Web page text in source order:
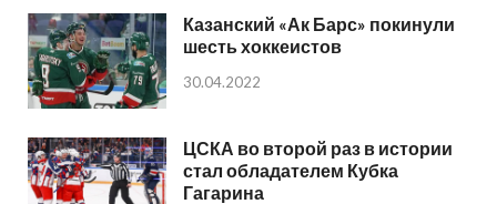
Казанский «Ак Барс» покинули
шесть хоккеистов
30.04.2022
ЦСКА во второй раз в истории
стал обладателем Кубка
Гагарина